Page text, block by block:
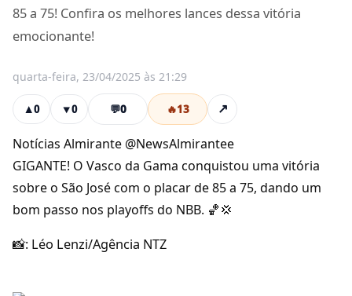
85 a 75! Confira os melhores lances dessa vitória
emocionante!
quarta-feira, 23/04/2025 às 21:29
▲0 ▼0 💬0 🔥13 ↗
Notícias Almirante @NewsAlmirantee
GIGANTE! O Vasco da Gama conquistou uma vitória
sobre o São José com o placar de 85 a 75, dando um
bom passo nos playoffs do NBB. 🏀💢
📸: Léo Lenzi/Agência NTZ